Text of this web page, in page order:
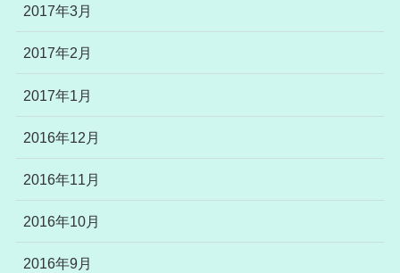
2017年3月
2017年2月
2017年1月
2016年12月
2016年11月
2016年10月
2016年9月